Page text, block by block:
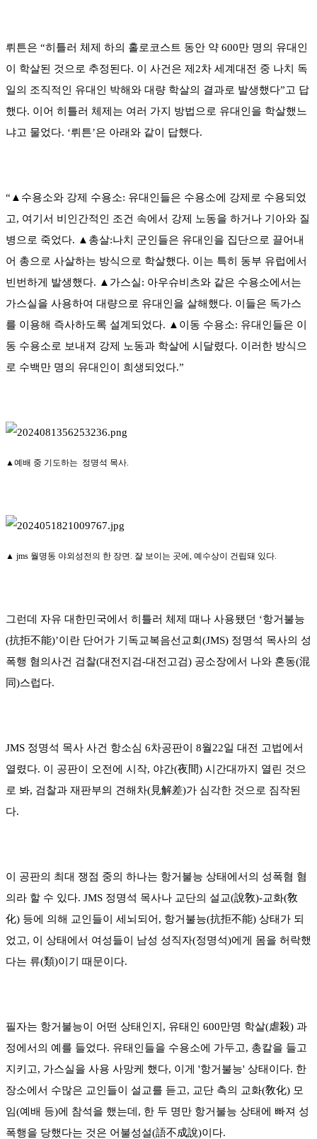
뤼튼은 “히틀러 체제 하의 홀로코스트 동안 약 600만 명의 유대인
이 학살된 것으로 추정된다. 이 사건은 제2차 세계대전 중 나치 독
일의 조직적인 유대인 박해와 대량 학살의 결과로 발생했다”고 답
했다. 이어 히틀러 체제는 여러 가지 방법으로 유대인을 학살했느
냐고 물었다. ‘뤼튼’은 아래와 같이 답했다.
“▲수용소와 강제 수용소: 유대인들은 수용소에 강제로 수용되었
고, 여기서 비인간적인 조건 속에서 강제 노동을 하거나 기아와 질
병으로 죽었다. ▲총살:나치 군인들은 유대인을 집단으로 끌어내
어 총으로 사살하는 방식으로 학살했다. 이는 특히 동부 유럽에서
빈번하게 발생했다. ▲가스실: 아우슈비츠와 같은 수용소에서는
가스실을 사용하여 대량으로 유대인을 살해했다. 이들은 독가스
를 이용해 즉사하도록 설계되었다. ▲이동 수용소: 유대인들은 이
동 수용소로 보내져 강제 노동과 학살에 시달렸다. 이러한 방식으
로 수백만 명의 유대인이 희생되었다.”
▲예배 중 기도하는 정명석 목사.
▲ jms 월명동 야외성전의 한 장면. 잘 보이는 곳에, 예수상이 건립돼 있다.
그런데 자유 대한민국에서 히틀러 체제 때나 사용됐던 ‘항거불능
(抗拒不能)’이란 단어가 기독교복음선교회(JMS) 정명석 목사의 성
폭행 혐의사건 검찰(대전지검-대전고검) 공소장에서 나와 혼동(混
同)스럽다.
JMS 정명석 목사 사건 항소심 6차공판이 8월22일 대전 고법에서
열렸다. 이 공판이 오전에 시작, 야간(夜間) 시간대까지 열린 것으
로 봐, 검찰과 재판부의 견해차(見解差)가 심각한 것으로 짐작된
다.
이 공판의 최대 쟁점 중의 하나는 항거불능 상태에서의 성폭혐 혐
의라 할 수 있다. JMS 정명석 목사나 교단의 설교(說敎)-교화(敎
化) 등에 의해 교인들이 세뇌되어, 항거불능(抗拒不能) 상태가 되
었고, 이 상태에서 여성들이 남성 성직자(정명석)에게 몸을 허락했
다는 류(類)이기 때문이다.
필자는 항거불능이 어떤 상태인지, 유태인 600만명 학살(虐殺) 과
정에서의 예를 들었다. 유태인들을 수용소에 가두고, 총칼을 들고
지키고, 가스실을 사용 사망케 했다, 이게 '항거불능' 상태이다. 한
장소에서 수많은 교인들이 설교를 듣고, 교단 측의 교화(敎化) 모
임(예배 등)에 참석을 했는데, 한 두 명만 항거불능 상태에 빠져 성
폭행을 당했다는 것은 어불성설(語不成說)이다.